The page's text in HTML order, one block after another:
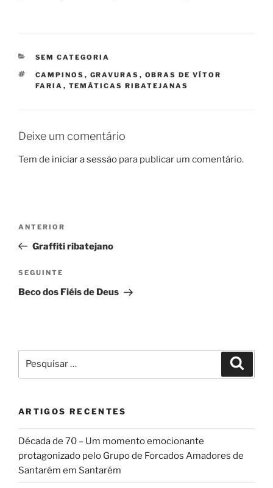
CATEGORIAS
SEM CATEGORIA
ETIQUETAS
CAMPINOS , GRAVURAS , OBRAS DE VÍTOR
FARIA , TEMÁTICAS RIBATEJANAS
Deixe um comentário
Tem de iniciar a sessão para publicar um comentário.
Navegação
artigos
Conteúdo
anterior
ANTERIOR
Graffiti ribatejano
Conteúdo
seguinte
SEGUINTE
Beco dos Fiéis de Deus
por:
ARTIGOS RECENTES
Década de 70 – Um momento emocionante
protagonizado pelo Grupo de Forcados Amadores de
Santarém em Santarém